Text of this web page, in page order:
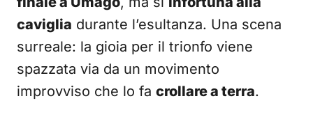
caviglia durante l’esultanza. Una scena
surreale: la gioia per il trionfo viene
spazzata via da un movimento
improvviso che lo fa crollare a terra.